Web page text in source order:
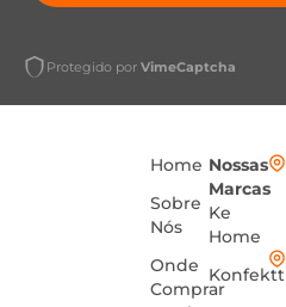
Protegido por VimeCaptcha
Home
Sobre
Nós
Onde
Comprar
Nossas
Marcas
Ke
Home
Konfektt